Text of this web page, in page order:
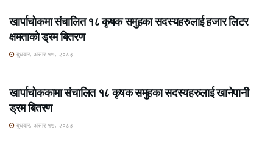
खार्पाचोकमा संचालित १८ कृषक समुहका सदस्यहरुलाई हजार लिटर
क्षमताको ड्रम बितरण
बुधबार, असार १७, २०८३
खार्पाचोककामा संचालित १८ कृषक समुहका सदस्यहरुलाई खानेपानी
ड्रम बितरण
बुधबार, असार १७, २०८३